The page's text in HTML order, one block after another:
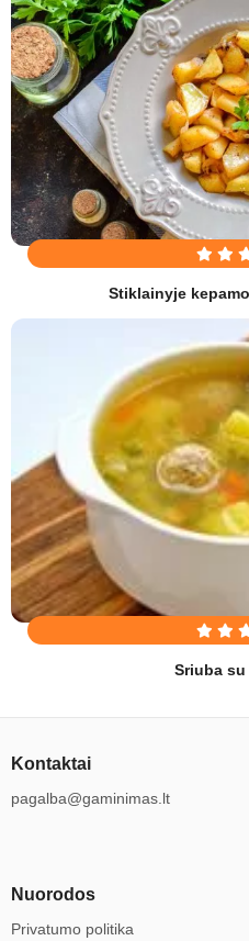
Stiklainyje
Sriuba
Kontaktai
pagalba@gaminimas.lt
Nuorodos
Privatumo politika